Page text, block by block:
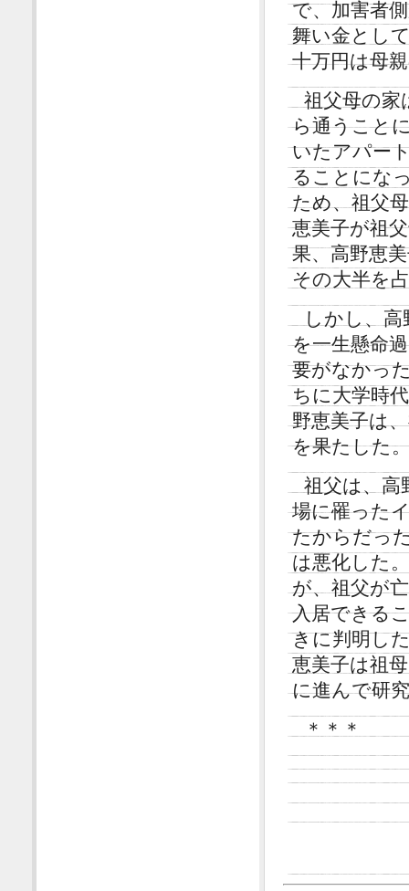
で、加害者
舞い金とし
十万円は母
祖父母の家
ら通うこと
いたアパー
ることにな
ため、祖父
恵美子が祖
果、高野恵
その大半を
しかし、
を一生懸命
要がなかっ
ちに大学時
野恵美子は
を果たした
祖父は、高
場に罹った
たからだっ
は悪化した
が、祖父が
入居できる
きに判明し
恵美子は祖
に進んで研
＊＊＊